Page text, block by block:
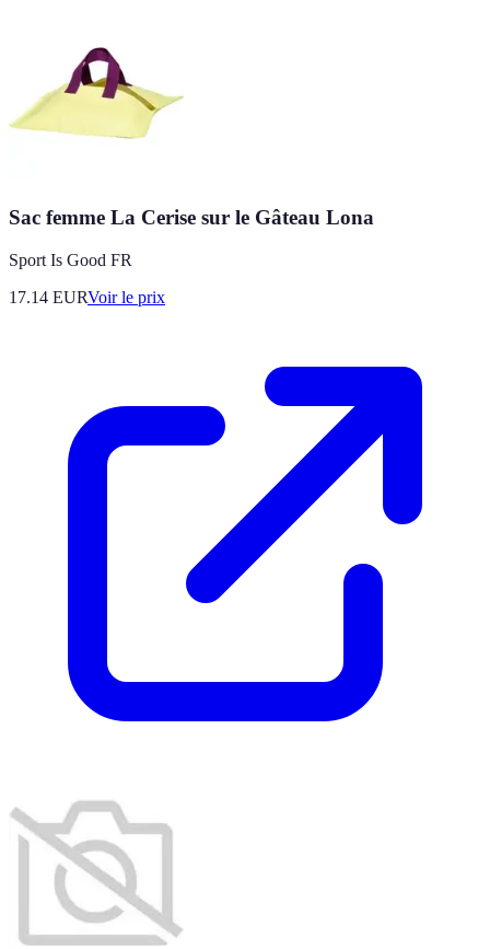
Sac femme La Cerise sur le Gâteau Lona
Sport Is Good FR
17.14 EURVoir le prix